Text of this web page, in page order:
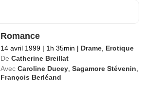
Romance
14 avril 1999 | 1h 35min | Drame Erotique
De Catherine Breillat
Avec Caroline Ducey ,Sagamore Stévenin
François Berléand